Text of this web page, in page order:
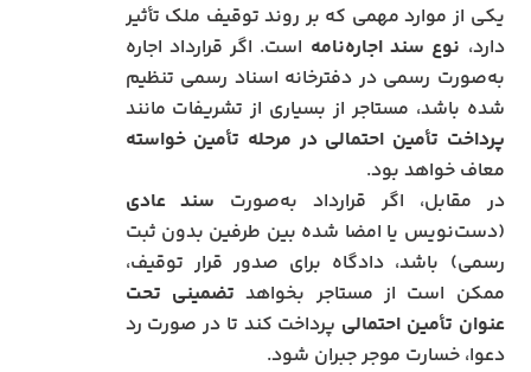
یکی از موارد مهمی که بر روند توقیف ملک تأثیر
دارد، نوع سند اجاره‌نامه است. اگر قرارداد اجاره
به‌صورت رسمی در دفترخانه اسناد رسمی تنظیم
شده باشد، مستاجر از بسیاری از تشریفات مانند
پرداخت تأمین احتمالی در مرحله تأمین خواسته
معاف خواهد بود.
در مقابل، اگر قرارداد به‌صورت سند عادی
(دست‌نویس یا امضا شده بین طرفین بدون ثبت
رسمی) باشد، دادگاه برای صدور قرار توقیف،
ممکن است از مستاجر بخواهد تضمینی تحت
عنوان تأمین احتمالی پرداخت کند تا در صورت رد
دعوا، خسارت موجر جبران شود.